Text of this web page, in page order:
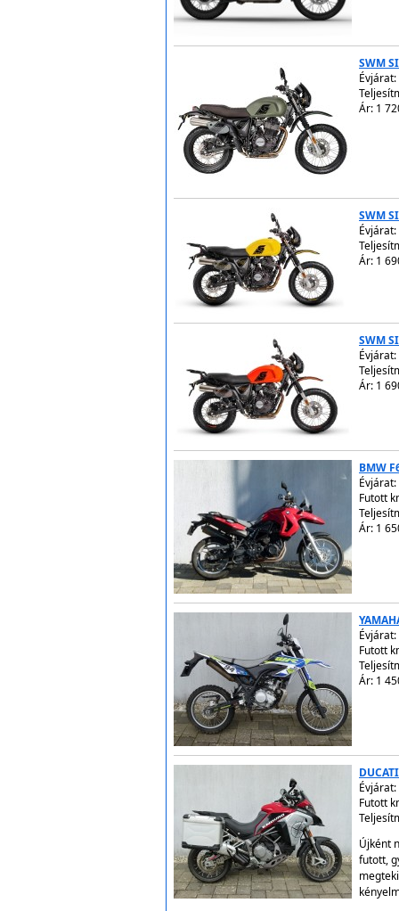
SWM
Évjárat:
Ár: 1
SWM
Évjárat:
Ár: 1
SWM
Évjárat:
Ár: 1
BMW
Évjárat:
Futott
Ár: 1
Évjárat:
Futott
Ár: 1
Évjárat:
Futott
Újként
futott,